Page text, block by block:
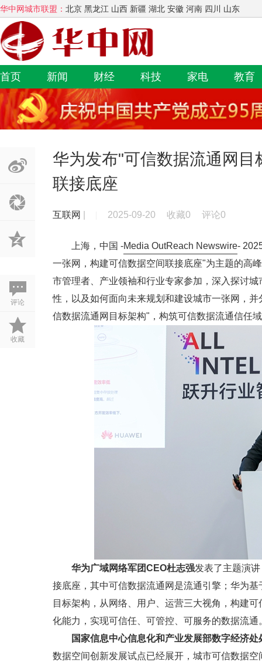
华中网城市联盟： 北京 黑龙江 山西 新疆 湖北 安徽 河南 四川 山东
首页 新闻 财经 科技 家电 教育
评论
收藏
华为发布"可信数据流通网
联接底座
互联网 2025-09-20 收藏0 评论0
上海，中国 -Media OutReach Newswire-
一张网，构建可信数据空间联接底座"为主题的高
市管理者、产业领袖和行业专家参加，深入探讨
性，以及如何面向未来规划和建设城市一张网，
信数据流通网目标架构"，构筑可信数据流通信任
华为广域网络军团CEO杜志强发表了主题演
接底座，其中可信数据流通网是流通引擎；华为
目标架构，从网络、用户、运营三大视角，构建
化能力，实现可信任、可管控、可服务的数据流通
国家信息中心信息化和产业发展部数字经济处
数据空间创新发展试点已经展开，城市可信数据